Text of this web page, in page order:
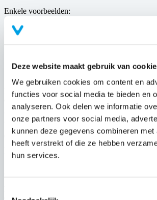
Deze website maakt gebruik van
We gebruiken cookies om content en
functies voor social media te bieden en
analyseren. Ook delen we informatie
onze partners voor social media,
kunnen deze gegevens combineren
heeft verstrekt of die ze hebben
hun services.
Enkele voorbeelden:
Stel nuttige, intelligente functies voor,
De nieuwe gehumaniseerde copiloot wordt
geconnecteerde systeem OpenR Link, te
generatie Renault-voertuigen.
Op de stand van Renault, tijdens het autosalon
23 oktober 2022, zal een preview van de
multikanaalservaring te zien zijn.
ChangeNOW-top in Parijs in mei vorig jaar als